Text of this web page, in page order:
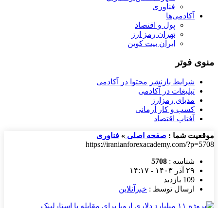
فناوری
آکادمی‌ها
پول و اقتصاد
تهران رمز ارز
ایران بیت کوین
منوی فوتر
شرایط بازنشر محتوا در آکادمی
تبلیغات در آکادمی
مدیای رمزارز
کسب و کار آرمانی
آفتاب اقتصاد
موقعیت شما : صفحه اصلی » فناوری
https://iranianforexacademy.com/?p=5708
شناسه : 5708
۲۹ آذر ۱۴۰۳ - ۱۴:۱۷
109 بازدید
ارسال توسط : خبرآنلاین